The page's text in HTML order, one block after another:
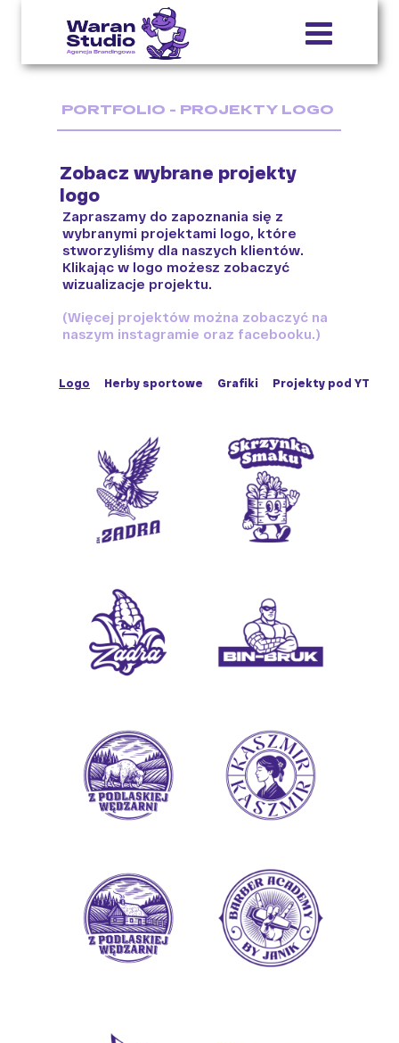
Logo Herby sportowe Grafiki Projekty pod YT
Zapraszamy do zapoznania się z
wybranymi projektami logo, które
stworzyliśmy dla naszych klientów.
Klikając w logo możesz zobaczyć
wizualizacje projektu.
(Więcej projektów można zobaczyć na
naszym instagramie oraz facebooku.)
Zobacz wybrane projekty
logo
PORTFOLIO - PROJEKTY LOGO